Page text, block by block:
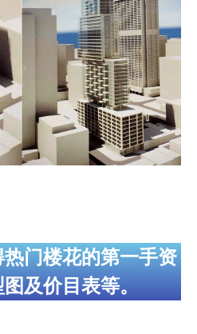
拿大门楼花的第一手资
及价目表等。